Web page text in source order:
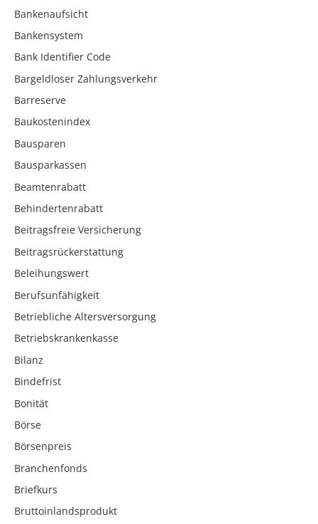
Bankenaufsicht
Bankensystem
Bank Identifier Code
Bargeldloser Zahlungsverkehr
Barreserve
Baukostenindex
Bausparen
Bausparkassen
Beamtenrabatt
Behindertenrabatt
Beitragsfreie Versicherung
Beitragsrückerstattung
Beleihungswert
Berufsunfähigkeit
Betriebliche Altersversorgung
Betriebskrankenkasse
Bilanz
Bindefrist
Bonität
Börse
Börsenpreis
Branchenfonds
Briefkurs
Bruttoinlandsprodukt